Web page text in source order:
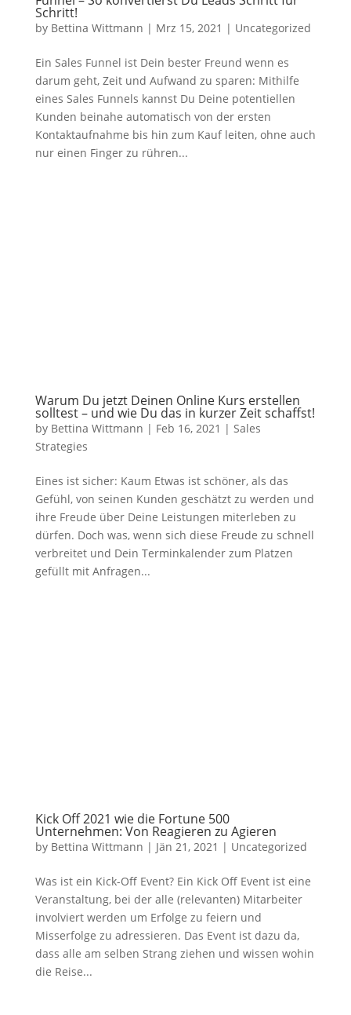
Schritt!
by Bettina Wittmann | Mrz 15, 2021 | Uncategorized
Ein Sales Funnel ist Dein bester Freund wenn es
darum geht, Zeit und Aufwand zu sparen: Mithilfe
eines Sales Funnels kannst Du Deine potentiellen
Kunden beinahe automatisch von der ersten
Kontaktaufnahme bis hin zum Kauf leiten, ohne auch
nur einen Finger zu rühren...
Warum Du jetzt Deinen Online Kurs erstellen
solltest – und wie Du das in kurzer Zeit schaffst!
by Bettina Wittmann | Feb 16, 2021 | Sales
Strategies
Eines ist sicher: Kaum Etwas ist schöner, als das
Gefühl, von seinen Kunden geschätzt zu werden und
ihre Freude über Deine Leistungen miterleben zu
dürfen. Doch was, wenn sich diese Freude zu schnell
verbreitet und Dein Terminkalender zum Platzen
gefüllt mit Anfragen...
Kick Off 2021 wie die Fortune 500
Unternehmen: Von Reagieren zu Agieren
by Bettina Wittmann | Jän 21, 2021 | Uncategorized
Was ist ein Kick-Off Event? Ein Kick Off Event ist eine
Veranstaltung, bei der alle (relevanten) Mitarbeiter
involviert werden um Erfolge zu feiern und
Misserfolge zu adressieren. Das Event ist dazu da,
dass alle am selben Strang ziehen und wissen wohin
die Reise...